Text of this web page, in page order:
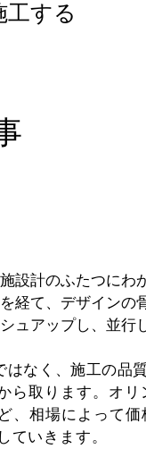
する
設計のふたつにわ
経て、デザインの
ュアップし、並行
なく、施工の品
ら取ります。オ
、相場によって
ていきます。